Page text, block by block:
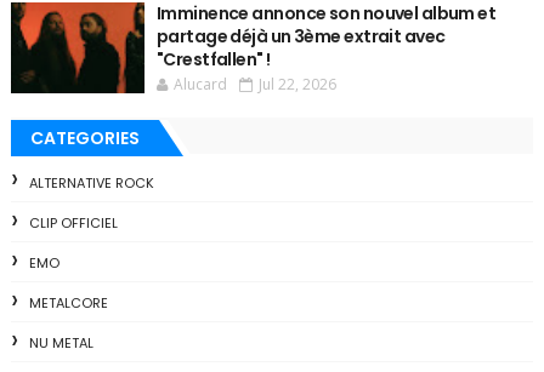
Imminence annonce son nouvel album et
partage déjà un 3ème extrait avec
"Crestfallen" !
Alucard Jul 22, 2026
CATEGORIES
ALTERNATIVE ROCK
CLIP OFFICIEL
EMO
METALCORE
NU METAL